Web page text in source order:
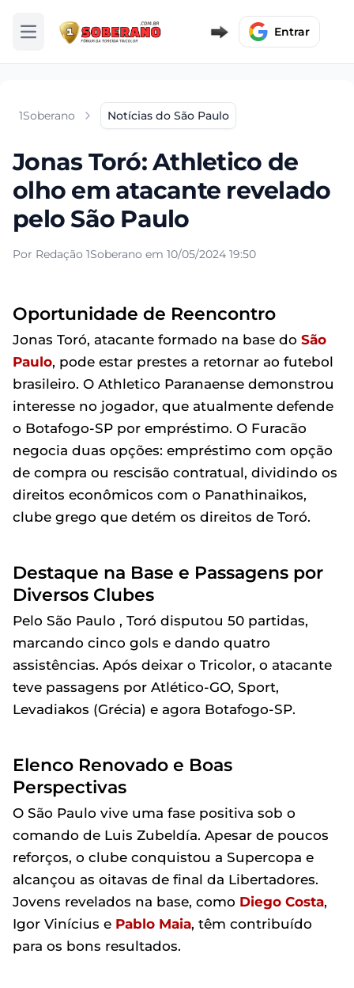
Abrir menu Entrar
1Soberano Notícias do São Paulo
Jonas Toró: Athletico de
olho em atacante revelado
pelo São Paulo
Por Redação 1Soberano em 10/05/2024 19:50
Oportunidade de Reencontro
Jonas Toró, atacante formado na base do São
Paulo, pode estar prestes a retornar ao futebol
brasileiro. O Athletico Paranaense demonstrou
interesse no jogador, que atualmente defende
o Botafogo-SP por empréstimo. O Furacão
negocia duas opções: empréstimo com opção
de compra ou rescisão contratual, dividindo os
direitos econômicos com o Panathinaikos,
clube grego que detém os direitos de Toró.
Destaque na Base e Passagens por
Diversos Clubes
Pelo São Paulo , Toró disputou 50 partidas,
marcando cinco gols e dando quatro
assistências. Após deixar o Tricolor, o atacante
teve passagens por Atlético-GO, Sport,
Levadiakos (Grécia) e agora Botafogo-SP.
Elenco Renovado e Boas
Perspectivas
O São Paulo vive uma fase positiva sob o
comando de Luis Zubeldía. Apesar de poucos
reforços, o clube conquistou a Supercopa e
alcançou as oitavas de final da Libertadores.
Jovens revelados na base, como Diego Costa,
Igor Vinícius e Pablo Maia, têm contribuído
para os bons resultados.